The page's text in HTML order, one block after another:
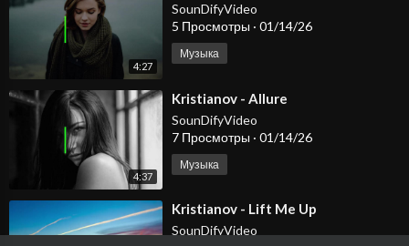
4:27
SounDifyVideo
5 Просмотры · 01/14/26
Музыка
4:37
⁣Kristianov - Allure
SounDifyVideo
7 Просмотры · 01/14/26
Музыка
⁣Kristianov - Lift Me Up
SounDifyVideo